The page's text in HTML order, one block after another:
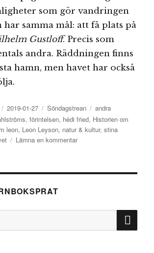
som gör vandringen
har samma mål: att få plats på
Gustloff. Precis som
andra. Räddningen finns
hamn, men havet har också
Publicerat
den
2019-01-27 Kategorier
Söndagstrean Etiketter
andra
,förintelsen, hédi fried, Historien om
leon, Leon Leyson, natur & kultur,stina
Lämna en kommentartill